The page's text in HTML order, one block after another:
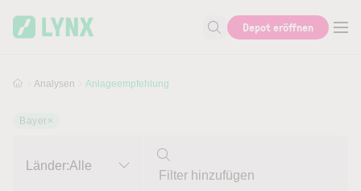
Suche nach Aktie, Autor...
Depot eröffnen
Analysen Anlageempfehlung
Bayer×
Länder:Alle